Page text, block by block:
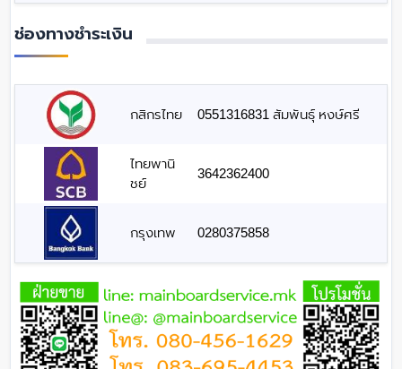
ช่องทางชำระเงิน
กสิกรไทย 0551316831 สัมพันธุ์ หงษ์ศรี
ไทยพานิ
ชย์
3642362400
กรุงเทพ 0280375858